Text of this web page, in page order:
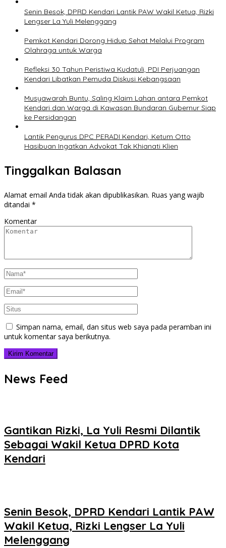
Senin Besok, DPRD Kendari Lantik PAW Wakil Ketua, Rizki
Lengser La Yuli Melenggang
Pemkot Kendari Dorong Hidup Sehat Melalui Program
Olahraga untuk Warga
Refleksi 30 Tahun Peristiwa Kudatuli, PDI Perjuangan
Kendari Libatkan Pemuda Diskusi Kebangsaan
Musyawarah Buntu, Saling Klaim Lahan antara Pemkot
Kendari dan Warga di Kawasan Bundaran Gubernur Siap
ke Persidangan
Lantik Pengurus DPC PERADI Kendari, Ketum Otto
Hasibuan Ingatkan Advokat Tak Khianati Klien
Tinggalkan Balasan
Alamat email Anda tidak akan dipublikasikan. Ruas yang wajib
ditandai *
Komentar
Simpan nama, email, dan situs web saya pada peramban ini
untuk komentar saya berikutnya.
News Feed
Gantikan Rizki, La Yuli Resmi Dilantik
Sebagai Wakil Ketua DPRD Kota
Kendari
Senin Besok, DPRD Kendari Lantik PAW
Wakil Ketua, Rizki Lengser La Yuli
Melenggang